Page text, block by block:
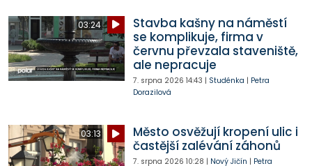
03:24
Stavba kašny na náměstí
se komplikuje, firma v
červnu převzala staveniště,
ale nepracuje
7. srpna 2026 14:43 | Studénka | Petra
Dorazilová
03:13
Město osvěžují kropení ulic i
častější zalévání záhonů
7. srpna 2026 10:28 | Nový Jičín | Petra